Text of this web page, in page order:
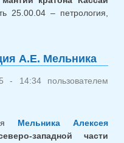
25.00.04 – петрология,
А.Е. Мельника
- 14:34 пользователем
Мельника Алексея
западной части